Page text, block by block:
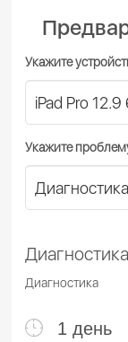
Укажите
Укажите
Диагностика
Диагностика
1 день